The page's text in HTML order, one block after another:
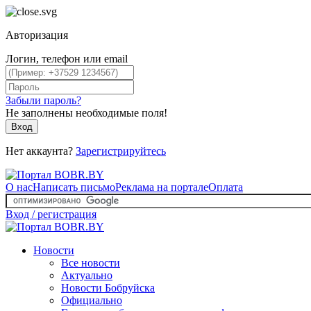
Авторизация
Логин, телефон или email
Забыли пароль?
Не заполнены необходимые поля!
Вход
Нет аккаунта? Зарегистрируйтесь
О насНаписать письмоРеклама на порталеОплата
Вход / регистрация
Новости
Все новости
Актуально
Новости Бобруйска
Официально